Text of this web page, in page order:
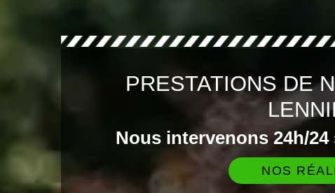
PRESTATIONS DE
Nous intervenons 24h/
NOS